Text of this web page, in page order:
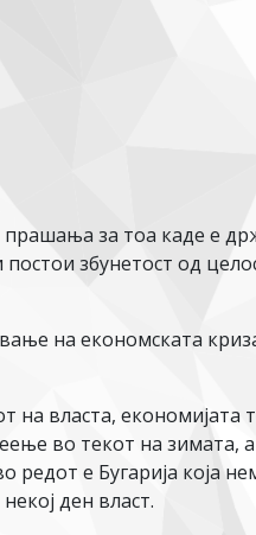
прашања за тоа каде е
збунетост од
на економската
власта, економијата
во текот на зимата,
е Бугарија која
ден власт.